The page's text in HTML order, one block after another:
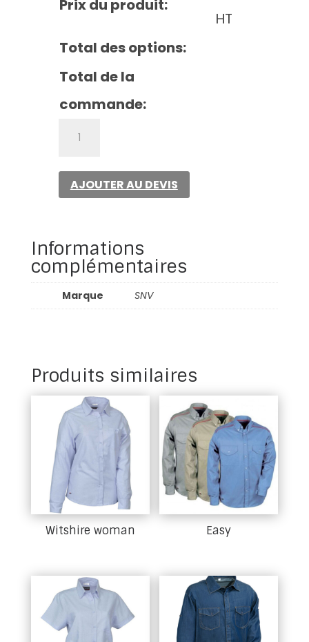
Prix du produit:
HT
Total des options:
Total de la
commande:
Audrey
AJOUTER AU DEVIS
Informations
complémentaires
Marque SNV
Produits similaires
Witshire woman Easy